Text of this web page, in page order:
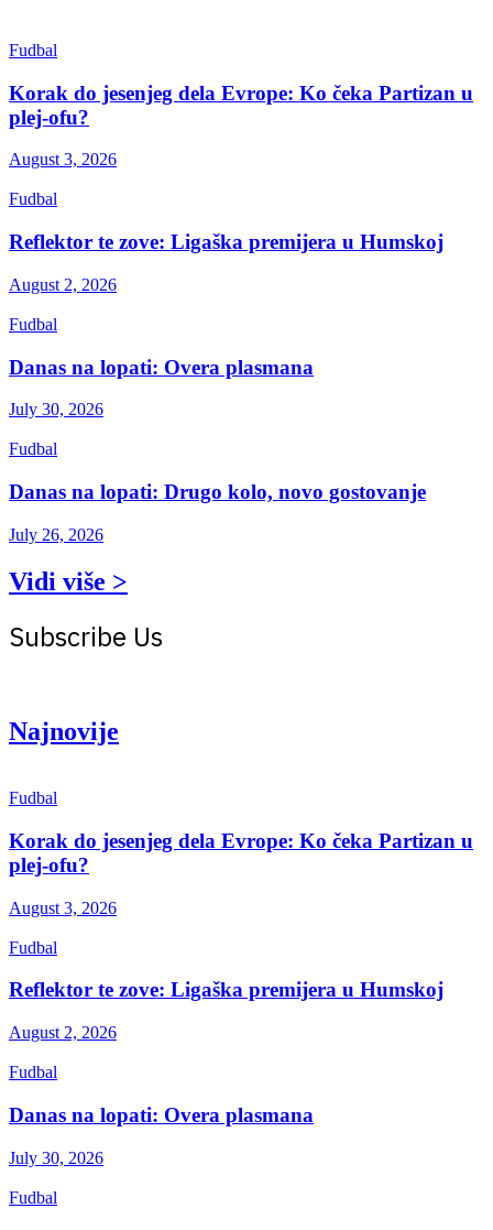
Fudbal
Korak do jesenjeg dela Evrope: Ko čeka Partizan u
plej-ofu?
August 3, 2026
Fudbal
Reflektor te zove: Ligaška premijera u Humskoj
August 2, 2026
Fudbal
Danas na lopati: Overa plasmana
July 30, 2026
Fudbal
Danas na lopati: Drugo kolo, novo gostovanje
July 26, 2026
Vidi više >
Subscribe Us
Najnovije
Fudbal
Korak do jesenjeg dela Evrope: Ko čeka Partizan u
plej-ofu?
August 3, 2026
Fudbal
Reflektor te zove: Ligaška premijera u Humskoj
August 2, 2026
Fudbal
Danas na lopati: Overa plasmana
July 30, 2026
Fudbal